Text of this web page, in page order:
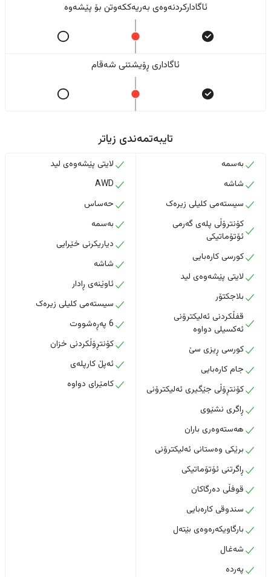
ئاگادارکردنەوەی بەریەککەوتن بۆ پێشەوە
ئاگاداری ڕۆیشتنی شەقام
تایبەتمەندی زیاتر
بەسمە
شاشە
سیستەمی کلیلی زیرەک
کۆنترۆڵی پلەی گەرمی
ئۆتۆماتیکی
کورسی کارەبایی
لایتی پێشەوەی لید
بلاجکتۆر
قفڵکردنی ئەلیکترۆنی
ئەکسیلی دواوە
کورسی ڕیزی سێ
جام کارەبایی
کۆنتڕۆڵی جێگیری ئەلیکترۆنی
ڕاگری نشێوی
هەستەوەری باران
برێکی وەستانی ئەلیکترۆنی
ڕاگرتنی ئۆتۆماتیکی
قوفڵی دەرگاکان
سندوقی کارەبایی
بارگاویکەرەوەی بێتەل
شەغال
پەردە
لایتی پێشەوەی لید
AWD
حەساس
بەسمە
دیاریکرنی خێرایی
شاشە
ئاوێنەی ڕادار
سیستەمی کلیلی زیرەک
6 پەڕەشووت
کۆنتڕۆڵکردنی خزان
ئەپڵ کارپلەی
کامێرای دواوە